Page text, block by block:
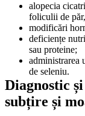
alopecia
foliculii de păr,
modificări
deficiențe
sau proteine;
administrarea
de seleniu.
Diagnostic
subțire și